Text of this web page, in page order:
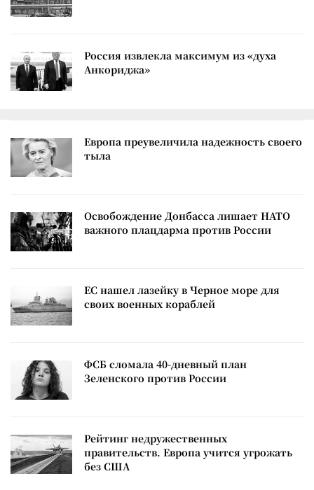
Россия извлекла максимум из «духа
Анкориджа»
Европа преувеличила надежность своего
тыла
Освобождение Донбасса лишает НАТО
важного плацдарма против России
ЕС нашел лазейку в Черное море для
своих военных кораблей
ФСБ сломала 40-дневный план
Зеленского против России
Рейтинг недружественных
правительств. Европа учится угрожать
без США